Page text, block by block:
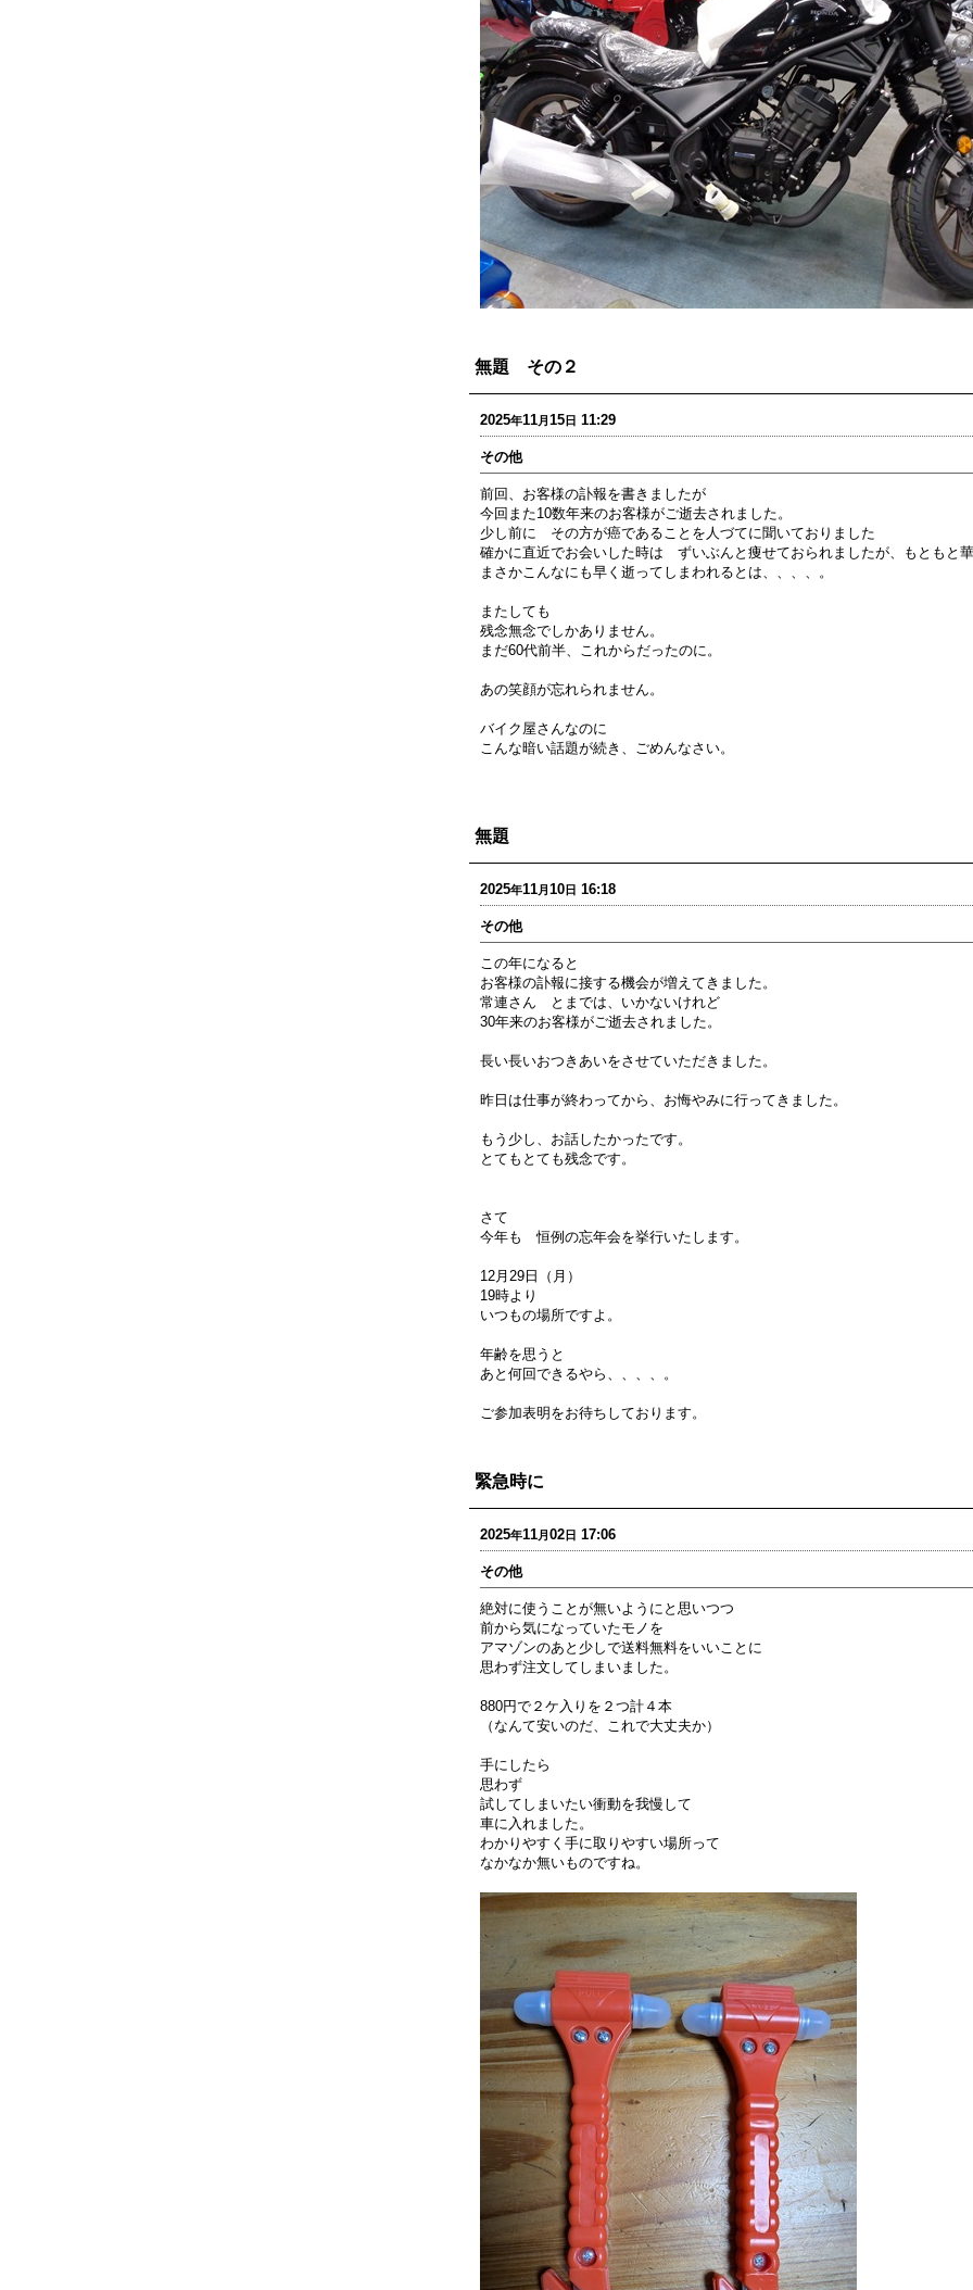
無題 その２
2025年11月15日 11:29
その他
前回、お客様の訃報を書きましたが
今回また10数年来のお客様がご逝去されました。
少し前に その方が癌であることを人づてに聞いておりました
確かに直近でお会いした時は ずいぶんと痩せておられましたが、もともと
まさかこんなにも早く逝ってしまわれるとは、、、、。
またしても
残念無念でしかありません。
まだ60代前半、これからだったのに。
あの笑顔が忘れられません。
バイク屋さんなのに
こんな暗い話題が続き、ごめんなさい。
無題
2025年11月10日 16:18
その他
この年になると
お客様の訃報に接する機会が増えてきました。
常連さん とまでは、いかないけれど
30年来のお客様がご逝去されました。
長い長いおつきあいをさせていただきました。
昨日は仕事が終わってから、お悔やみに行ってきました。
もう少し、お話したかったです。
とてもとても残念です。
さて
今年も 恒例の忘年会を挙行いたします。
12月29日（月）
19時より
いつもの場所ですよ。
年齢を思うと
あと何回できるやら、、、、。
ご参加表明をお待ちしております。
緊急時に
2025年11月02日 17:06
その他
絶対に使うことが無いようにと思いつつ
前から気になっていたモノを
アマゾンのあと少しで送料無料をいいことに
思わず注文してしまいました。
880円で２ケ入りを２つ計４本
（なんて安いのだ、これで大丈夫か）
手にしたら
思わず
試してしまいたい衝動を我慢して
車に入れました。
わかりやすく手に取りやすい場所って
なかなか無いものですね。